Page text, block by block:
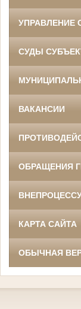
УПРАВЛЕНИЕ
СУДЫ
ВАКАНСИИ
ОБРАЩЕНИЯ
КАРТА САЙТА
ОБЫЧНАЯ